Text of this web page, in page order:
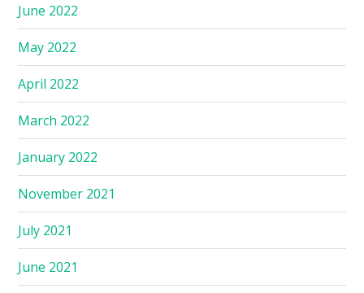
June 2022
May 2022
April 2022
March 2022
January 2022
November 2021
July 2021
June 2021